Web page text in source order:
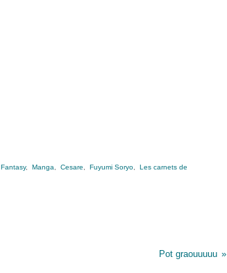
Fantasy, Manga Cesare Fuyumi Soryo
Les carnets de
Pot graouuuuu